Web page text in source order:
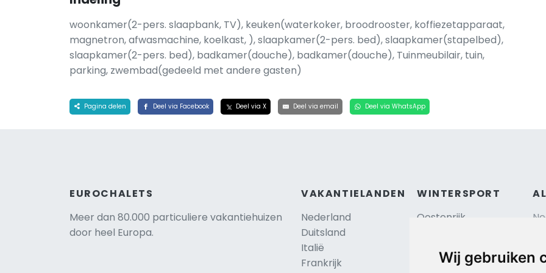
Wij gebruiken
woonkamer(2-pers. slaapbank, TV), keuken(waterkoker, broodrooster, koffiezetapparaat,
magnetron, afwasmachine, koelkast, ), slaapkamer(2-pers. bed), slaapkamer(stapelbed),
slaapkamer(2-pers. bed), badkamer(douche), badkamer(douche), Tuinmeubilair, tuin,
parking, zwembad(gedeeld met andere gasten)
Pagina delen Deel via Facebook Deel via X Deel via email Deel via WhatsApp
EUROCHALETS
Meer dan 80.000 particuliere vakantiehuizen
door heel Europa.
VAKANTIELANDEN
Nederland
Duitsland
Italië
Frankrijk
WINTERSPORT
Oostenrijk
Zwitserland
Tsjechië
TIP